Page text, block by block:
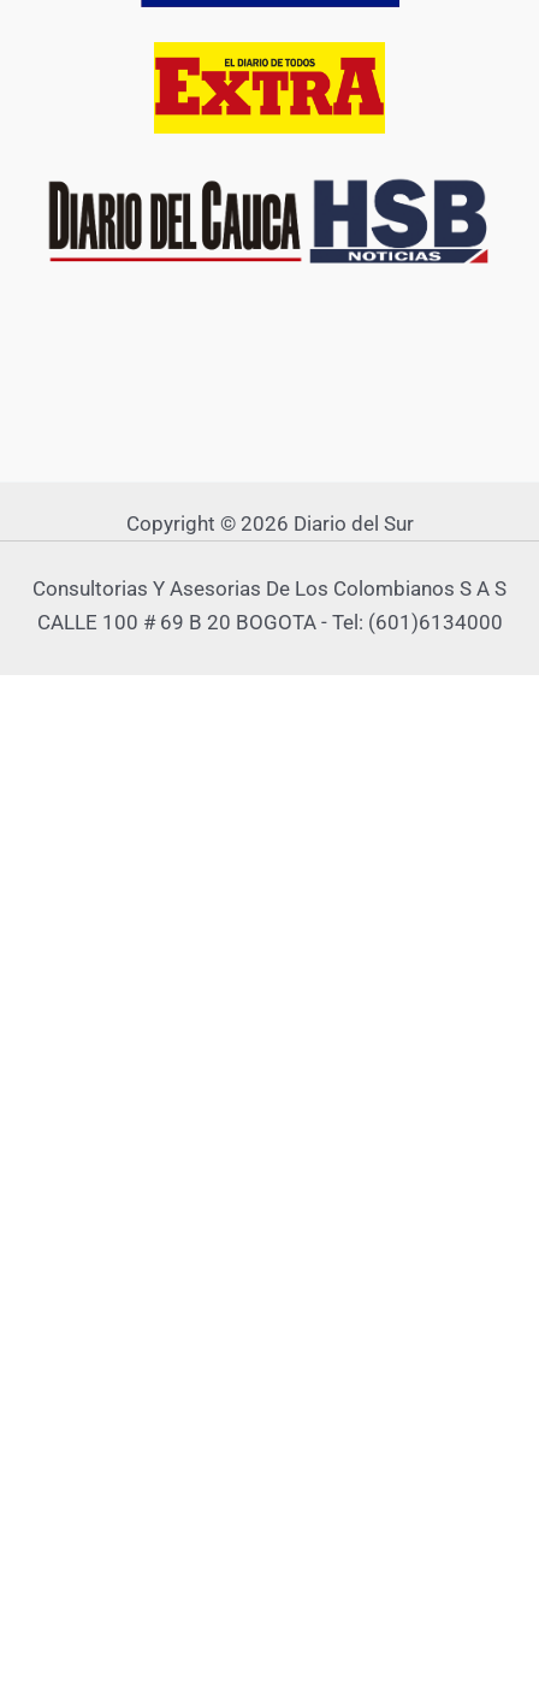
Copyright © 2026 Diario del Sur
Consultorias Y Asesorias De Los Colombianos S A S
CALLE 100 # 69 B 20 BOGOTA - Tel: (601)6134000